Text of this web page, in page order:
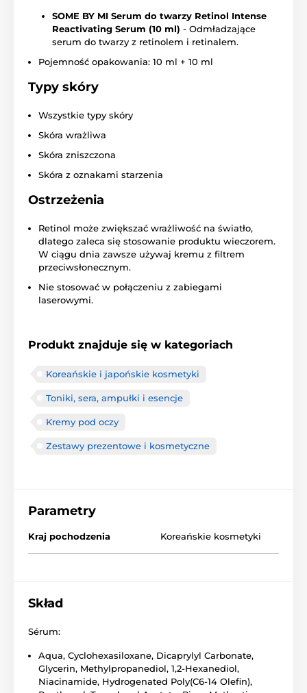
SOME BY MI Serum do twarzy Retinol Intense
Reactivating Serum (10 ml) - Odmładzające
serum do twarzy z retinolem i retinalem.
Pojemność opakowania: 10 ml + 10 ml
Typy skóry
Wszystkie typy skóry
Skóra wrażliwa
Skóra zniszczona
Skóra z oznakami starzenia
Ostrzeżenia
Retinol może zwiększać wrażliwość na światło,
dlatego zaleca się stosowanie produktu wieczorem.
W ciągu dnia zawsze używaj kremu z filtrem
przeciwsłonecznym.
Nie stosować w połączeniu z zabiegami
laserowymi.
Produkt znajduje się w kategoriach
Koreańskie i japońskie kosmetyki
Toniki, sera, ampułki i esencje
Kremy pod oczy
Zestawy prezentowe i kosmetyczne
Parametry
Kraj pochodzenia Koreańskie kosmetyki
Skład
Sérum:
Aqua, Cyclohexasiloxane, Dicaprylyl Carbonate,
Glycerin, Methylpropanediol, 1,2-Hexanediol,
Niacinamide, Hydrogenated Poly(C6-14 Olefin),